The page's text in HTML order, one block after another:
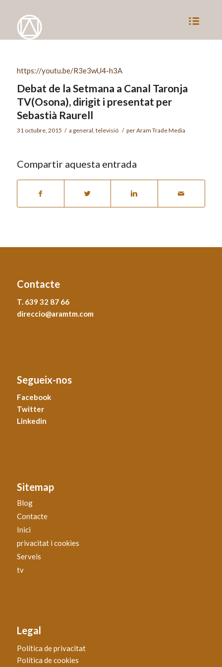
https://youtu.be/R3e3wU4-h3A
Debat de la Setmana a Canal Taronja
TV(Osona), dirigit i presentat per
Sebastià Raurell
31 octubre, 2015 / a general, televisió / perAram Trade Media
Compartir aquesta entrada
Contacte
T. 639 32 87 66
direccio@aramtm.com
Segueix-nos
Facebook
Twitter
Linkedin
Sitemap
Blog
Contacte
Inici
privacitat i cookies
Serveis
tv
Legal
Política de privacitat
Política de cookies